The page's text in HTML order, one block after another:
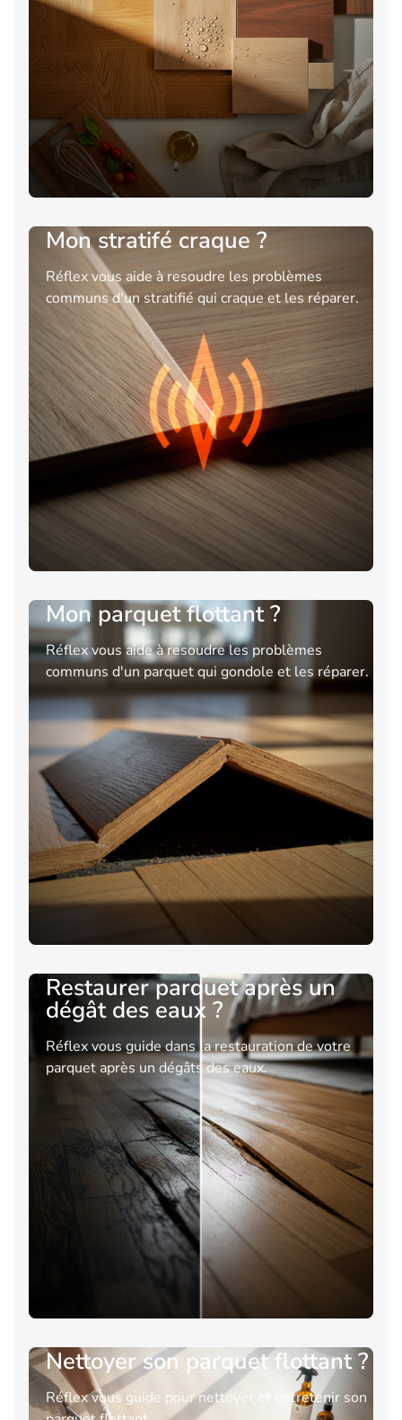
Mon stratifé craque ?
Réflex vous aide à resoudre les problèmes
communs d'un stratifié qui craque et les réparer.
Mon parquet flottant ?
Réflex vous aide à resoudre les problèmes
communs d'un parquet qui gondole et les réparer.
Restaurer parquet après un
dégât des eaux ?
Réflex vous guide dans la restauration de votre
parquet après un dégâts des eaux.
Nettoyer son parquet flottant ?
Réflex vous guide pour nettoyer et entretenir son